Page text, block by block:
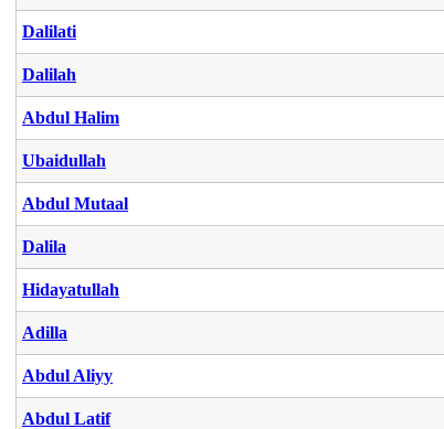
Dalilati
Dalilah
Abdul Halim
Ubaidullah
Abdul Mutaal
Dalila
Hidayatullah
Adilla
Abdul Aliyy
Abdul Latif